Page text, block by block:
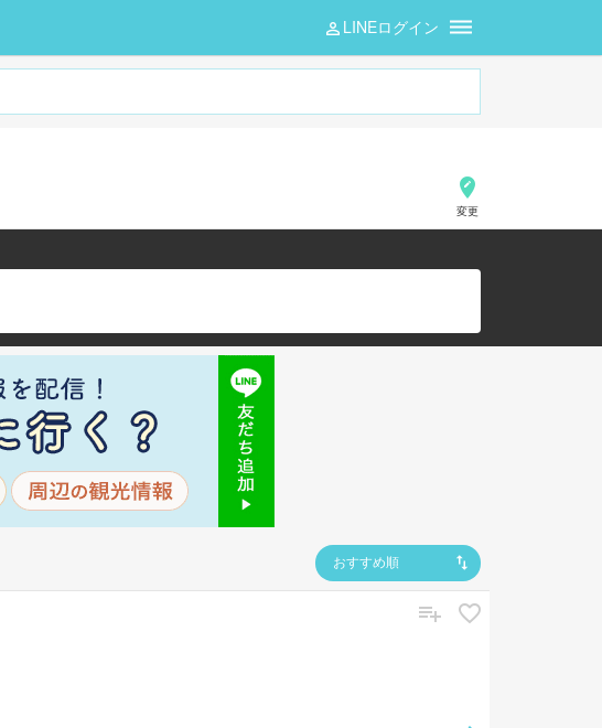
LINEログイン
変更
おすすめ順